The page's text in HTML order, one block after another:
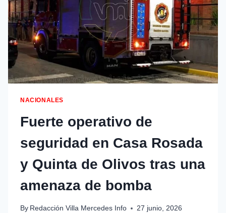
NACIONALES
Fuerte operativo de
seguridad en Casa Rosada
y Quinta de Olivos tras una
amenaza de bomba
By Redacción Villa Mercedes Info 27 junio, 2026